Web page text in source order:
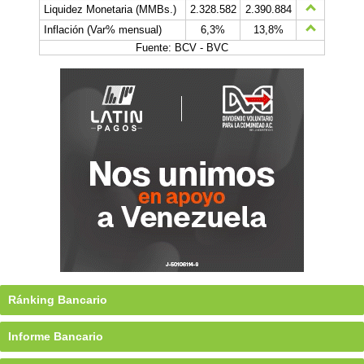
Liquidez Monetaria (MMBs.)
2.328.582
2.390.884
Inflación (Var% mensual)
6,3%
13,8%
Fuente: BCV - BVC
Ránking Bancario
Informe Bancario